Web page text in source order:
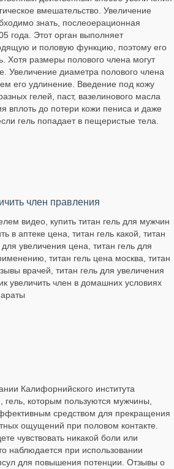
вмешательство. Увеличение
знать, послеоерационная
года. Этот орган выполняет
и половую функцию, поэтому его
Хотя размеры полового члена могут
Увеличение диаметра полового члена
его удлинение. Введение под кожу
гелей, паст, вазелинового масла
вплоть до потери кожи пениса и даже
гель попадает в пещеристые тела.
член правления
видео, купить титан гель для мужчин
в аптеке цена, титан гель какой, титан
увеличения цена, титан гель для
титан гель цена москва, титан
врачей, титан гель для увеличения
увеличить член в домашних условиях
Калифорнийского института
гель, которым пользуются мужчины,
средством для прекращения
ощущений при половом контакте.
чувствовать никакой боли или
наблюдается при использовании
для повышения потенции. Отзывы о